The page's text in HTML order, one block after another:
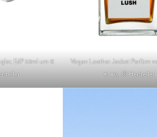
EdP 50ml um €
Vegan Leather Jacket Parfüm
€ 40,- © Hersteller